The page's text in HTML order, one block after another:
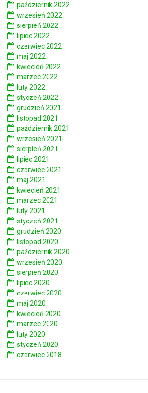
październik 2022
wrzesień 2022
sierpień 2022
lipiec 2022
czerwiec 2022
maj 2022
kwiecień 2022
marzec 2022
luty 2022
styczeń 2022
grudzień 2021
listopad 2021
październik 2021
wrzesień 2021
sierpień 2021
lipiec 2021
czerwiec 2021
maj 2021
kwiecień 2021
marzec 2021
luty 2021
styczeń 2021
grudzień 2020
listopad 2020
październik 2020
wrzesień 2020
sierpień 2020
lipiec 2020
czerwiec 2020
maj 2020
kwiecień 2020
marzec 2020
luty 2020
styczeń 2020
czerwiec 2018